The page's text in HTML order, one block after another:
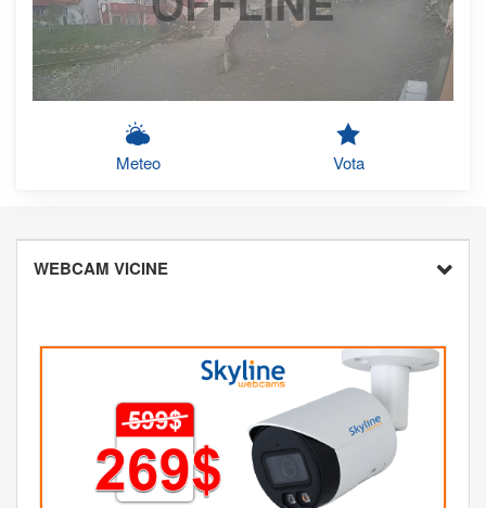
Meteo Vota
WEBCAM VICINE